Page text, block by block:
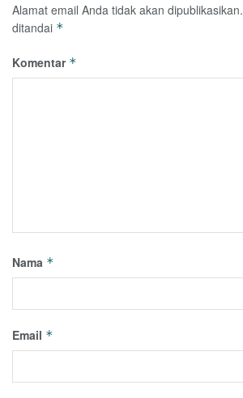
Alamat email Anda tidak akan dipublikasikan.
ditandai *
Komentar *
Nama *
Email *